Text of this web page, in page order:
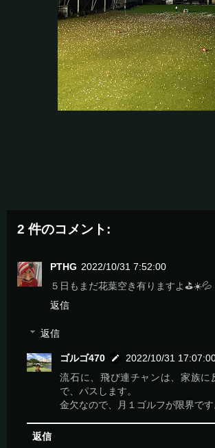
2 件のコメント:
PTHG 2022/10/31 7:52:00
５日もまだ花葉空き有りますよ⛳☀️💦
返信
返信
ゴルゴ470
2022/10/31
流石に、飛び連チャンは、家族に
で、パスします。
金欠なので、月１ゴルフが限界です
返信